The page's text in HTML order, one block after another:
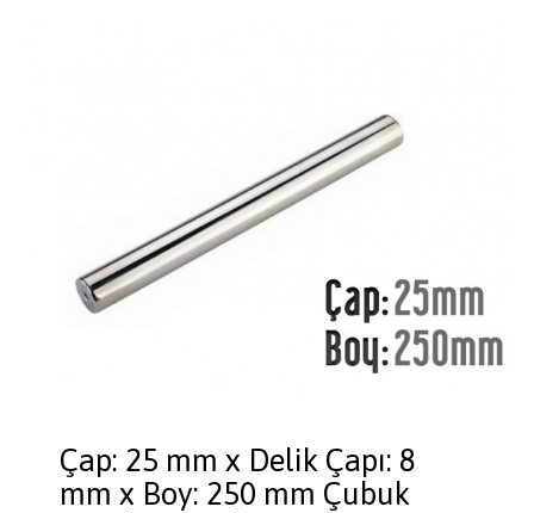
Çap: 25 mm x Delik Çapı: 8
mm x Boy: 250 mm Çubuk